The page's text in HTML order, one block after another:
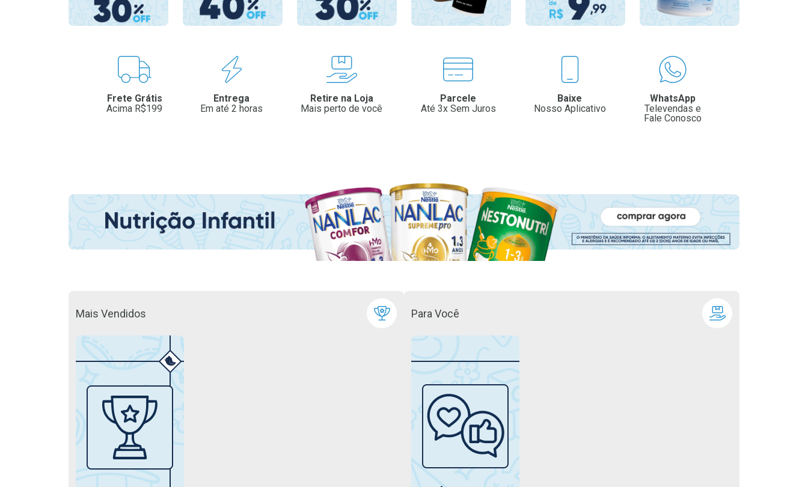
Benefícios
Frete Grátis
Acima R$199
Entrega
Em até 2 horas
Retire na Loja
Mais perto de você
Parcele
Até 3x Sem Juros
Baixe
Nosso Aplicativo
WhatsApp
Televendas e
Fale Conosco
Mais Vendidos Para Você